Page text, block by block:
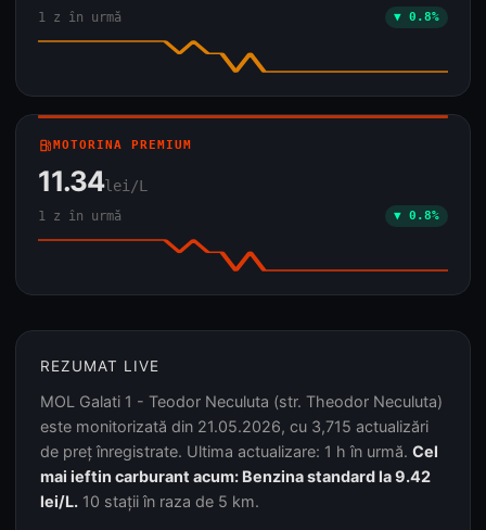
1 z în urmă ▼ 0.8%
local_gas_stationMOTORINA PREMIUM
11.34lei/L
1 z în urmă ▼ 0.8%
REZUMAT LIVE
MOL Galati 1 - Teodor Neculuta (str. Theodor Neculuta)
este monitorizată din 21.05.2026, cu 3,715 actualizări
de preț înregistrate. Ultima actualizare: 1 h în urmă. Cel
mai ieftin carburant acum: Benzina standard la 9.42
lei/L. 10 stații în raza de 5 km.